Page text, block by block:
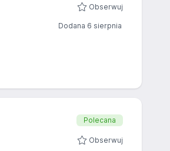
Obserwuj
Dodana 6 sierpnia
Polecana
Obserwuj